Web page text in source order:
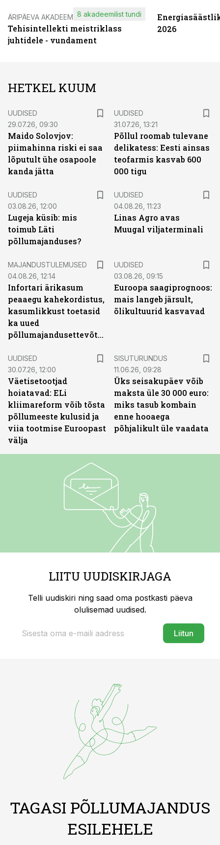
ÄRIPÄEVA AKADEEMIA
Tehisintellekti meistriklass
juhtidele - vundament
8 akadeemilist tundi
2026
HETKEL KUUM
UUDISED
29.07.26, 09:30
Maido Solovjov:
piimahinna riski ei saa
lõputult ühe osapoole
kanda jätta
UUDISED
31.07.26, 13:21
Põllul roomab tulevane
delikatess: Eesti ainsas
teofarmis kasvab 600
000 tigu
UUDISED
03.08.26, 12:00
Lugeja küsib: mis
toimub Läti
põllumajanduses?
UUDISED
04.08.26, 11:23
Linas Agro avas
Muugal viljaterminali
MAJANDUSTULEMUSED
04.08.26, 12:14
Infortari ärikasum
peaaegu kahekordistus,
kasumlikkust toetasid
ka uued
põllumajandusettevõtted
UUDISED
03.08.26, 09:15
Euroopa saagiprognoos:
mais langeb järsult,
õlikultuurid kasvavad
UUDISED
30.07.26, 12:00
Väetisetootjad
hoiatavad: ELi
kliimareform võib tõsta
põllumeeste kulusid ja
viia tootmise Euroopast
välja
SISUTURUNDUS
11.06.26, 09:28
Üks seisakupäev võib
maksta üle 30 000 euro:
miks tasub kombain
enne hooaega
põhjalikult üle vaadata
LIITU UUDISKIRJAGA
Telli uudiskiri ning saad oma postkasti päeva
olulisemad uudised.
Liitun
TAGASI PÕLLUMAJANDUS
ESILEHELE